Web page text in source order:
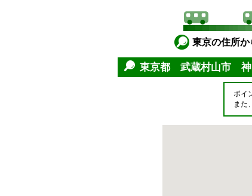
東京の住所か
東京都 武蔵村山市
ポイ
また